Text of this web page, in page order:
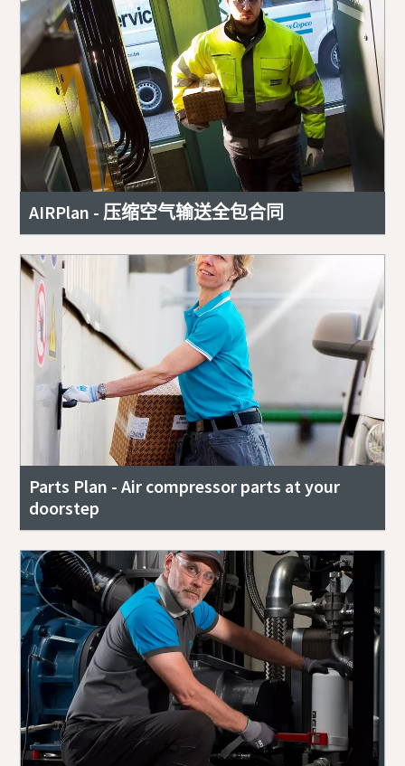
AIRPlan - 压缩空气输送全包合同
Parts Plan - Air compressor parts at your
doorstep